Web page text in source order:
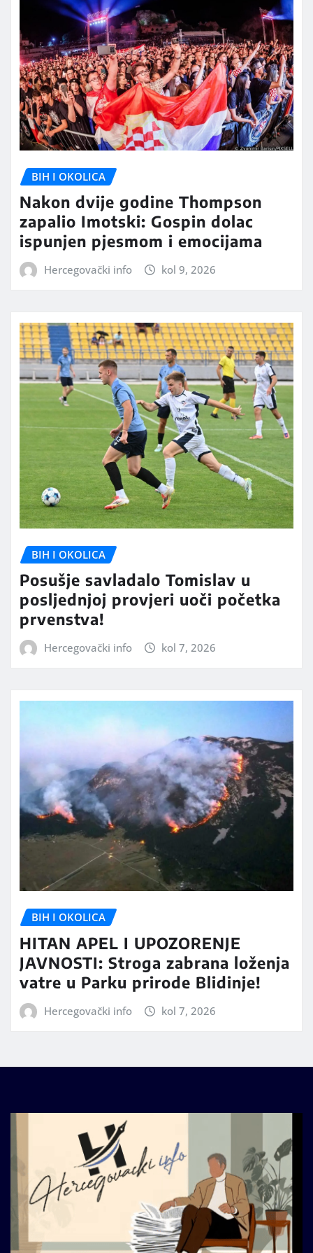
BIH I OKOLICA
Nakon dvije godine Thompson
zapalio Imotski: Gospin dolac
ispunjen pjesmom i emocijama
Hercegovački info kol 9, 2026
BIH I OKOLICA
Posušje savladalo Tomislav u
posljednjoj provjeri uoči početka
prvenstva!
Hercegovački info kol 7, 2026
BIH I OKOLICA
HITAN APEL I UPOZORENJE
JAVNOSTI: Stroga zabrana loženja
vatre u Parku prirode Blidinje!
Hercegovački info kol 7, 2026